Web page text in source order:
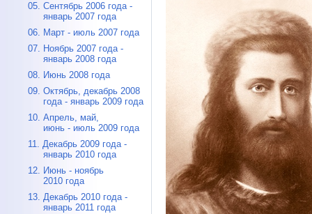
05. Сентябрь 2006 года -
январь 2007 года
06. Март - июль 2007 года
07. Ноябрь 2007 года -
январь 2008 года
08. Июнь 2008 года
09. Октябрь, декабрь 2008
года - январь 2009 года
10. Апрель, май,
июнь - июль 2009 года
11. Декабрь 2009 года -
январь 2010 года
12. Июнь - ноябрь
2010 года
13. Декабрь 2010 года -
январь 2011 года